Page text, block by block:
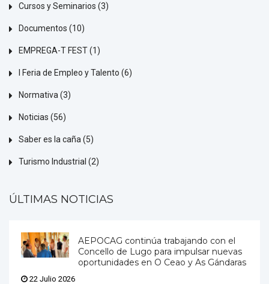
Cursos y Seminarios (3)
Documentos (10)
EMPREGA-T FEST(1)
I Feria de Empleo y Talento (6)
Normativa (3)
Noticias (56)
Saber es la caña (5)
Turismo Industrial (2)
ÚLTIMAS NOTICIAS
AEPOCAG continúa trabajando con el
Concello de Lugo para impulsar nuevas
oportunidades en O Ceao y As Gándaras
22 Julio 2026